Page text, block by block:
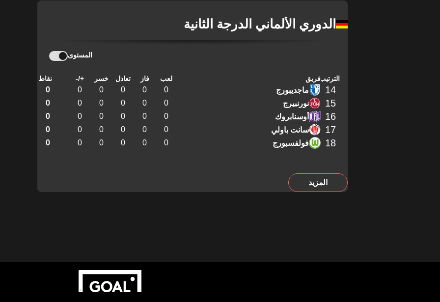
الدوري الألماني الدرجة الثانية
المستوى
الترتيبفريق لعب فاز تعادل خسر +/- نقاط
14 ماجديبورج 0
0
0
0
0
0
15 نورنبيرج 0
0
0
0
0
0
16 أوسنابروك 0
0
0
0
0
0
17 سانت باولي 0
0
0
0
0
0
18 فولفسبورج 0
0
0
0
0
0
المزيد